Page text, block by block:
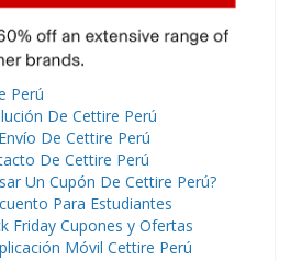
Perú
De Cettire Perú
De Cettire Perú
De Cettire Perú
Un Cupón De Cettire Perú?
Para Estudiantes
Friday Cupones y Ofertas
Móvil Cettire Perú